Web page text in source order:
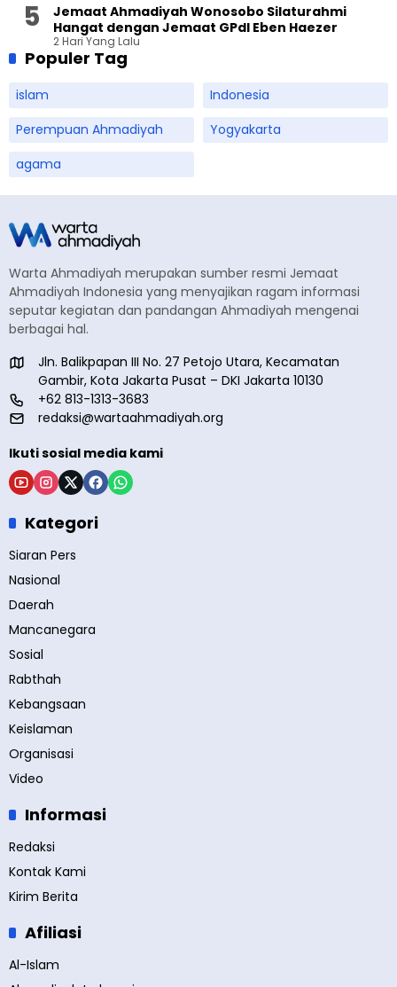
Jemaat Ahmadiyah Wonosobo Silaturahmi
Hangat dengan Jemaat GPdI Eben Haezer
2 Hari Yang Lalu
Populer Tag
islam
Indonesia
Perempuan Ahmadiyah
Yogyakarta
agama
Warta Ahmadiyah merupakan sumber resmi Jemaat
Ahmadiyah Indonesia yang menyajikan ragam informasi
seputar kegiatan dan pandangan Ahmadiyah mengenai
berbagai hal.
Jln. Balikpapan III No. 27 Petojo Utara, Kecamatan
Gambir, Kota Jakarta Pusat – DKI Jakarta 10130
+62 813-1313-3683
redaksi@wartaahmadiyah.org
Ikuti sosial media kami
Kategori
Siaran Pers
Nasional
Daerah
Mancanegara
Sosial
Rabthah
Kebangsaan
Keislaman
Organisasi
Video
Informasi
Redaksi
Kontak Kami
Kirim Berita
Afiliasi
Al-Islam